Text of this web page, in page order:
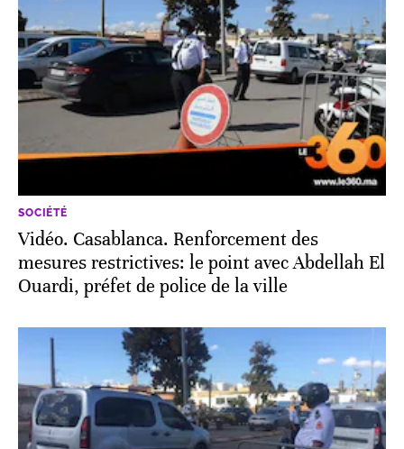
SOCIÉTÉ
Vidéo. Casablanca. Renforcement des
mesures restrictives: le point avec Abdellah El
Ouardi, préfet de police de la ville